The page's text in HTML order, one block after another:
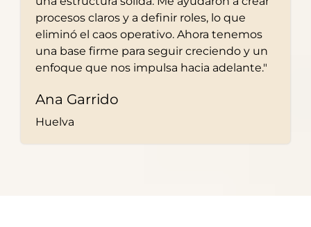
procesos claros y a definir roles, lo que
eliminó el caos operativo. Ahora tenemos
una base firme para seguir creciendo y un
enfoque que nos impulsa hacia adelante."
Ana Garrido
Huelva